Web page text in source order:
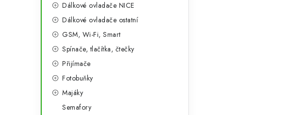
Dálkové ovladače NICE
Dálkové ovladače ostatní
GSM, Wi-Fi, Smart
Spínače, tlačítka, čtečky
Přijímače
Fotobuňky
Majáky
Semafory